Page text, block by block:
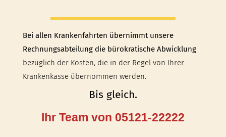
Bei allen Krankenfahrten übernimmt unsere
Rechnungsabteilung die bürokratische Abwicklung
bezüglich der Kosten, die in der Regel von Ihrer
Krankenkasse übernommen werden.
Bis gleich.
Ihr Team von 05121-22222